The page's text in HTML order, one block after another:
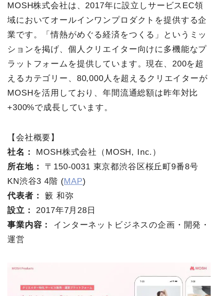
MOSH株式会社は、2017年に設立しサービスEC領
域においてオールインワンプロダクトを提供する企
業です。「情熱がめぐる経済をつくる」というミッ
ションを掲げ、個人クリエイター向けに多機能なプ
ラットフォームを提供しています。現在、200を超
えるカテゴリー、80,000人を超えるクリエイターが
MOSHを活用しており、年間流通総額は昨年対比
+300%で成長しています。
【会社概要】
社名：
MOSH株式会社（MOSH, Inc.）
所在地：
〒150-0031 東京都渋谷区桜丘町9番8号
KN渋谷3 4階 (MAP)
代表者：
籔 和弥
設立：
2017年7月28日
事業内容：
インターネットビジネスの企画・開発・
運営